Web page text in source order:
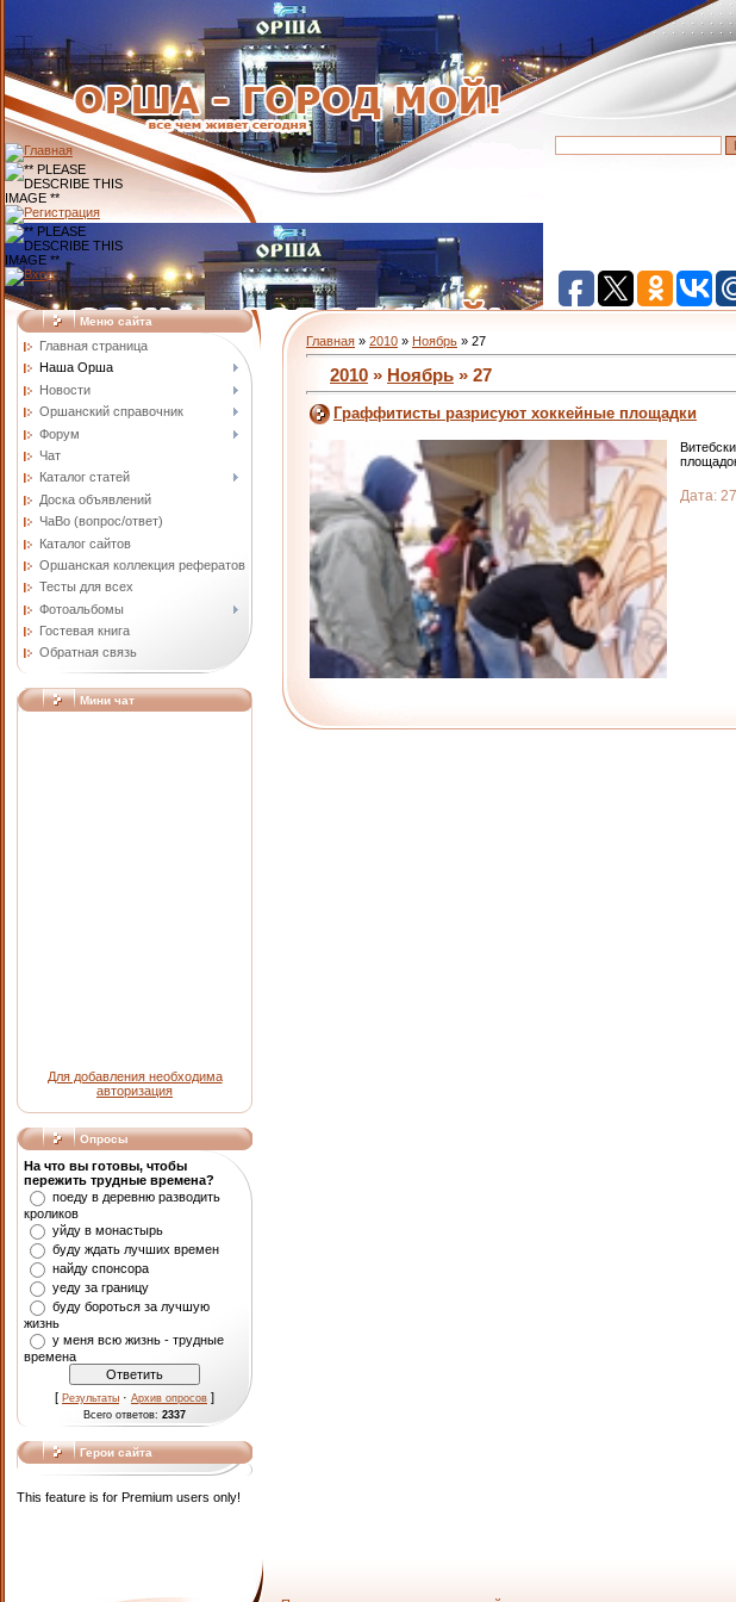
Меню сайта
Главная страница
Наша Орша
Новости
Оршанский справочник
Форум
Чат
Каталог статей
Доска объявлений
ЧаВо (вопрос/ответ)
Каталог сайтов
Оршанская коллекция рефератов
Тесты для всех
Фотоальбомы
Гостевая книга
Обратная связь
Мини чат
Для добавления необходима
авторизация
Опросы
На что вы готовы, чтобы
пережить трудные времена?
поеду в деревню разводить
кроликов
уйду в монастырь
буду ждать лучших времен
найду спонсора
уеду за границу
буду бороться за лучшую
жизнь
у меня всю жизнь - трудные
времена
[ Результаты · Архив опросов ]
Всего ответов: 2337
Герои сайта
This feature is for Premium users only!
Главная » 2010 » Ноябрь » 27
2010 » Ноябрь » 27
Граффитисты разрисуют хоккейные площадки
Дата: